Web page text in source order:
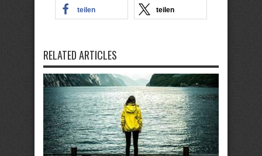
teilen teilen
RELATED ARTICLES